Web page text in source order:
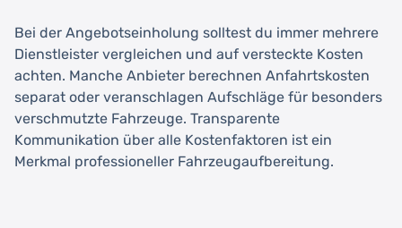
Bei der Angebotseinholung solltest du immer mehrere
Dienstleister vergleichen und auf versteckte Kosten
achten. Manche Anbieter berechnen Anfahrtskosten
separat oder veranschlagen Aufschläge für besonders
verschmutzte Fahrzeuge. Transparente
Kommunikation über alle Kostenfaktoren ist ein
Merkmal professioneller Fahrzeugaufbereitung.